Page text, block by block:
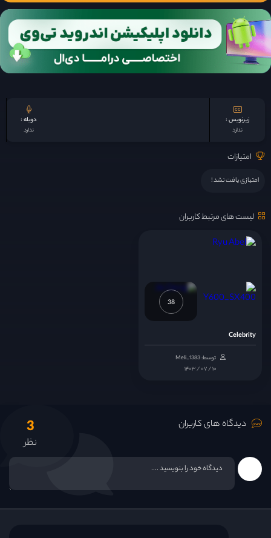
زیرنویس :
ندارد
دوبله :
ندارد
امتیازات
امتیازی یافت نشد !
لیست های مرتبط کاربران
38
Celebrity
توسط: Meli_1383
۱۴۰۳ / ۰۷ / ۱۰
دیدگاه های کاربران 3
نظر